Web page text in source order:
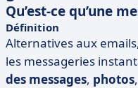
Qu’est-ce qu’une
Définition
Alternatives aux
les messageries
des messages, photos,